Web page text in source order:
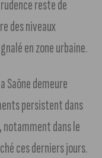
reste de
des niveaux
en zone urbaine.
Saône demeure
persistent dans
notamment dans le
ces derniers jours.